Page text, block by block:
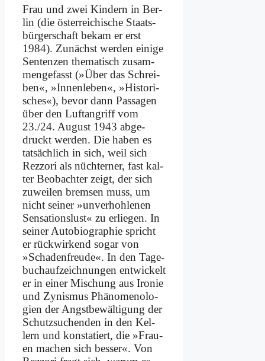
Frau und zwei Kin­dern in Ber­
lin (die öster­rei­chi­sche Staats­
bür­ger­schaft be­kam er erst
1984). Zu­nächst wer­den ei­ni­ge
Sen­ten­zen the­ma­tisch zu­sam­
men­ge­fasst (»Über das Schrei­
ben«, »In­nen­le­ben«, »Hi­sto­ri­
sches«), be­vor dann Pas­sa­gen
über den Luft­an­griff vom
23./24. Au­gust 1943 ab­ge­
druckt wer­den. Die ha­ben es
tat­säch­lich in sich, weil sich
Rezz­ori als nüch­ter­ner, fast kal­
ter Be­ob­ach­ter zeigt, der sich
zu­wei­len brem­sen muss, um
nicht sei­ner »un­ver­hoh­le­nen
Sen­sa­ti­ons­lust« zu er­lie­gen. In
sei­ner Au­to­bio­gra­phie spricht
er rück­wir­kend so­gar von
»Scha­den­freu­de«. In den Ta­ge­
buch­auf­zeich­nun­gen ent­wickelt
er in ei­ner Mi­schung aus Iro­nie
und Zy­nis­mus Phä­no­me­no­lo­
gien der Angst­be­wäl­ti­gung der
Schutz­su­chen­den in den Kel­
lern und kon­sta­tiert, die »Frau­
en ma­chen sich bes­ser«. Von